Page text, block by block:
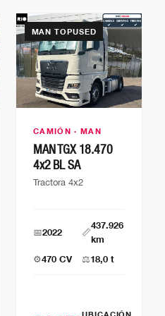
MAN TOPUSED
CAMIÓN · MAN
MAN TGX 18.470
4x2 BL SA
Tractora 4x2
📅2022 📏
437.926
km
⚙️470 CV ⚖️18,0 t